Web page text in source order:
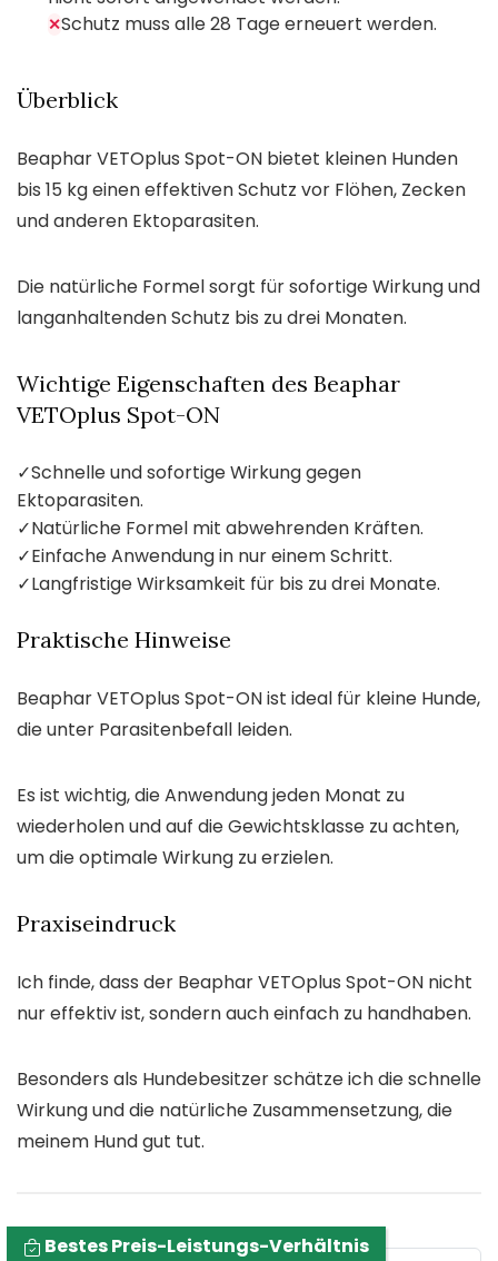
✕Schutz muss alle 28 Tage erneuert werden.
Überblick
Beaphar VETOplus Spot-ON bietet kleinen Hunden
bis 15 kg einen effektiven Schutz vor Flöhen, Zecken
und anderen Ektoparasiten.
Die natürliche Formel sorgt für sofortige Wirkung und
langanhaltenden Schutz bis zu drei Monaten.
Wichtige Eigenschaften des Beaphar
VETOplus Spot-ON
✓Schnelle und sofortige Wirkung gegen
Ektoparasiten.
✓Natürliche Formel mit abwehrenden Kräften.
✓Einfache Anwendung in nur einem Schritt.
✓Langfristige Wirksamkeit für bis zu drei Monate.
Praktische Hinweise
Beaphar VETOplus Spot-ON ist ideal für kleine Hunde,
die unter Parasitenbefall leiden.
Es ist wichtig, die Anwendung jeden Monat zu
wiederholen und auf die Gewichtsklasse zu achten,
um die optimale Wirkung zu erzielen.
Praxiseindruck
Ich finde, dass der Beaphar VETOplus Spot-ON nicht
nur effektiv ist, sondern auch einfach zu handhaben.
Besonders als Hundebesitzer schätze ich die schnelle
Wirkung und die natürliche Zusammensetzung, die
meinem Hund gut tut.
Bestes Preis-Leistungs-Verhältnis